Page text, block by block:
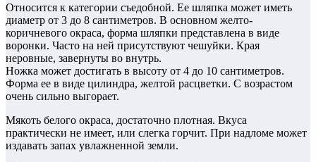
Относится к категории съедобной. Ее шляпка может иметь
диаметр от 3 до 8 сантиметров. В основном желто-
коричневого окраса, форма шляпки представлена в виде
воронки. Часто на ней присутствуют чешуйки. Края
неровные, завернуты во внутрь.
Ножка может достигать в высоту от 4 до 10 сантиметров.
Форма ее в виде цилиндра, желтой расцветки. С возрастом
очень сильно выгорает.
Мякоть белого окраса, достаточно плотная. Вкуса
практически не имеет, или слегка горчит. При надломе может
издавать запах увлажненной земли.